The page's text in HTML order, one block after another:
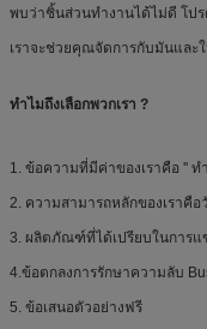
พบว่าชิ้นส่วนทำงานได้ไม่ดี โป
เราจะช่วยคุณจัดการกับมันแล
ทำไมถึงเลือกพวกเรา ?
1. ข้อความที่มีค่าของเราคือ ''
2. ความสามารถหลักของเราคื
3. ผลิตภัณฑ์ที่ได้เปรียบในการแ
4.ข้อตกลงการรักษาความลับ
5. ข้อเสนอตัวอย่างฟรี